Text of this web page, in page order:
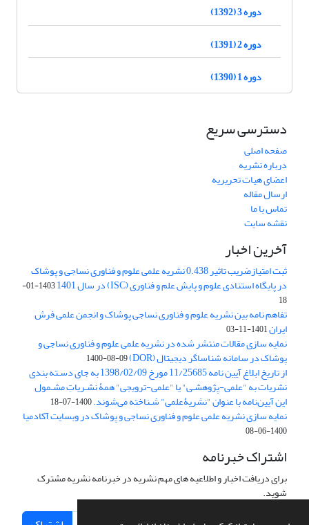
دوره 3 (1392)
دوره 2 (1391)
دوره 1 (1390)
دسترسی سریع
صفحه اصلی
درباره نشریه
اعضای هیات تحریریه
ارسال مقاله
تماس با ما
نقشه سایت
آخرین اخبار
ثبت امتیازضریب تاثیر 0.438 نشریه علمی علوم و فناوری نساجی و پوشاک
در پایگاه استنادی علوم و پایش علم و فناوری (ISC) در سال 1401
1403-01-
18
تفاهم نامه بین نشریه علوم و فناوری نساجی پوشاک و انجمن علمی فرش
ایران1401-11-03
نمایه سازی مقالات منتشر شده در نشریه علمی علوم و فناوری نساجی و
پوشاک در سامانه شناساگر دیجیتال (DOR) 1400-08-09
از تاریخ ابلاغ آیین نامه 11/25685 مورخ 1398/02/09 به جای دسـته بندی
نشریات به "علمی-پژوهشـی" یا "علمی-ترویجی" همۀ نشـریاتِ مشـمول
این آیین‌نامه با عنوان "نشریۀعلمی" شـناخته می‌شوند.1400-07-18
نمایه سازی نشریه علمی علوم و فناوری نساجی و پوشاک در وبسایت آکادمیا
1400-06-08
اشتراک خبرنامه
برای دریافت اخبار و اطلاعیه های مهم نشریه در خبرنامه نشریه مشترک
شوید.